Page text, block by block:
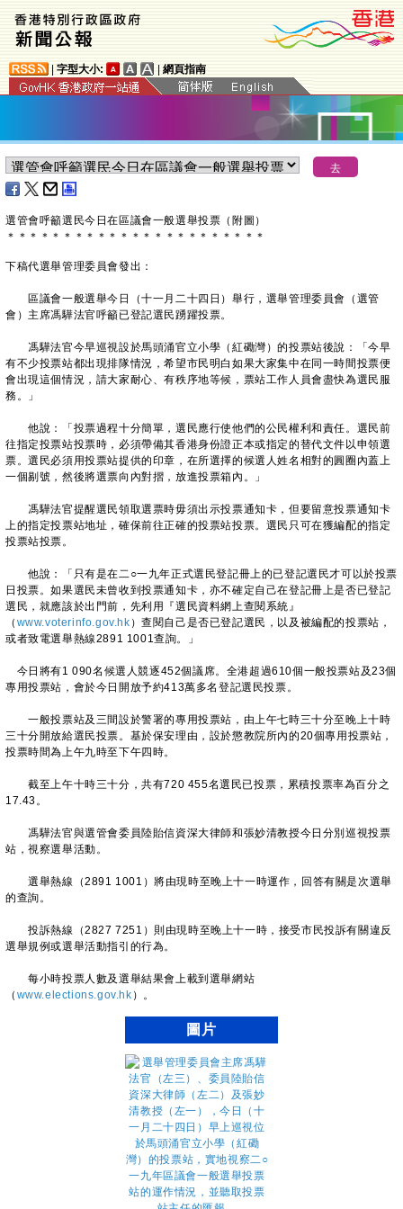
字型大小: 網頁指南
選管會呼籲選民今日在區議會一般選舉投票（附圖）
＊ ＊ ＊ ＊ ＊ ＊ ＊ ＊ ＊ ＊ ＊ ＊ ＊ ＊ ＊ ＊ ＊ ＊ ＊ ＊ ＊ ＊ ＊
下稿代選舉管理委員會發出：
區議會一般選舉今日（十一月二十四日）舉行，選舉管理委員會（選管
會）主席馮驊法官呼籲已登記選民踴躍投票。
馮驊法官今早巡視設於馬頭涌官立小學（紅磡灣）的投票站後說：「今早
有不少投票站都出現排隊情況，希望市民明白如果大家集中在同一時間投票便
會出現這個情況，請大家耐心、有秩序地等候，票站工作人員會盡快為選民服
務。」
他說：「投票過程十分簡單，選民應行使他們的公民權利和責任。選民前
往指定投票站投票時，必須帶備其香港身份證正本或指定的替代文件以申領選
票。選民必須用投票站提供的印章，在所選擇的候選人姓名相對的圓圈內蓋上
一個剔號，然後將選票向內對摺，放進投票箱內。」
馮驊法官提醒選民領取選票時毋須出示投票通知卡，但要留意投票通知卡
上的指定投票站地址，確保前往正確的投票站投票。選民只可在獲編配的指定
投票站投票。
他說：「只有是在二○一九年正式選民登記冊上的已登記選民才可以於投票
日投票。如果選民未曾收到投票通知卡，亦不確定自己在登記冊上是否已登記
選民，就應該於出門前，先利用『選民資料網上查閱系統』
（ www.voterinfo.gov.hk ）查閱自己是否已登記選民，以及被編配的投票站，
或者致電選舉熱線2891 1001查詢。」
今日將有1 090名候選人競逐452個議席。全港超過610個一般投票站及23個
專用投票站，會於今日開放予約413萬多名登記選民投票。
一般投票站及三間設於警署的專用投票站，由上午七時三十分至晚上十時
三十分開放給選民投票。基於保安理由，設於懲教院所內的20個專用投票站，
投票時間為上午九時至下午四時。
截至上午十時三十分，共有720 455名選民已投票，累積投票率為百分之
17.43。
馮驊法官與選管會委員陸貽信資深大律師和張妙清教授今日分別巡視投票
站，視察選舉活動。
選舉熱線（2891 1001）將由現時至晚上十一時運作，回答有關是次選舉
的查詢。
投訴熱線（2827 7251）則由現時至晚上十一時，接受市民投訴有關違反
選舉規例或選舉活動指引的行為。
每小時投票人數及選舉結果會上載到選舉網站
（ www.elections.gov.hk ）。
圖片